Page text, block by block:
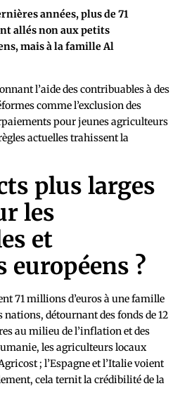
années, plus de 71
allés non aux petits
mais à la famille Al
l’aide des contribuables à des
comme l’exclusion des
pour jeunes agriculteurs
actuelles trahissent la
plus larges
les
et
?
71 millions d’euros à une famille
détournant des fonds de 12
au milieu de l’inflation et des
les agriculteurs locaux
; l’Espagne et l’Italie voient
cela ternit la crédibilité de la